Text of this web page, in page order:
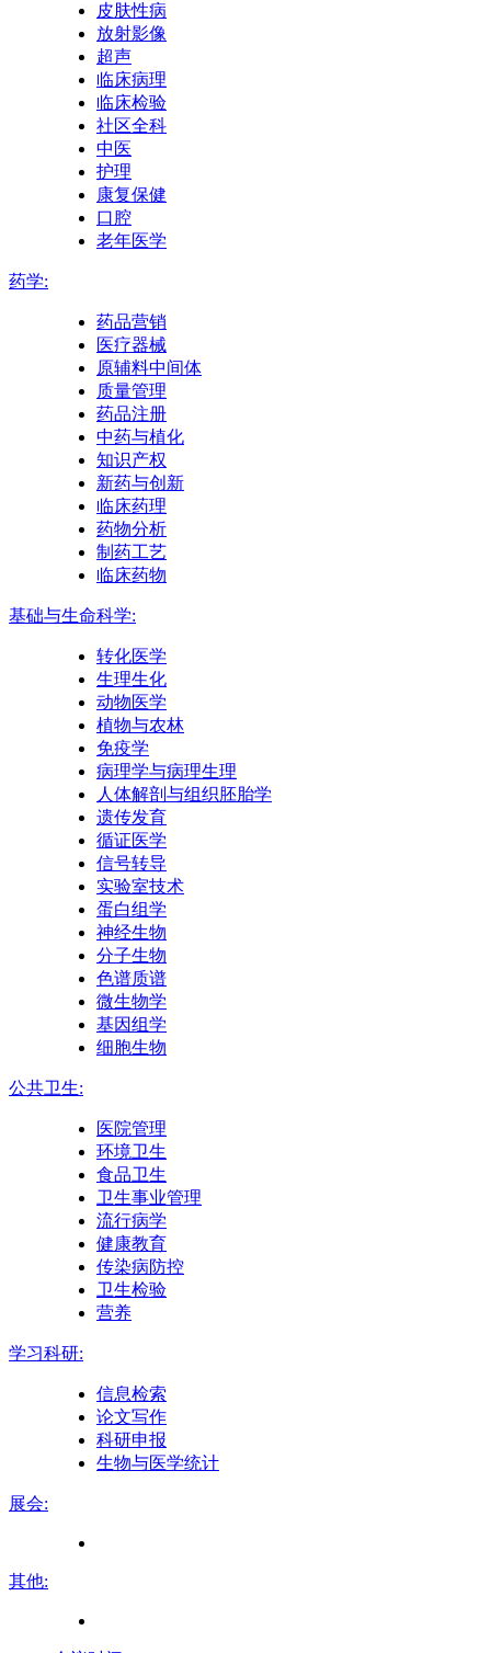
皮肤性病
放射影像
超声
临床病理
临床检验
社区全科
中医
护理
康复保健
口腔
老年医学
药学:
药品营销
医疗器械
原辅料中间体
质量管理
药品注册
中药与植化
知识产权
新药与创新
临床药理
药物分析
制药工艺
临床药物
基础与生命科学:
转化医学
生理生化
动物医学
植物与农林
免疫学
病理学与病理生理
人体解剖与组织胚胎学
遗传发育
循证医学
信号转导
实验室技术
蛋白组学
神经生物
分子生物
色谱质谱
微生物学
基因组学
细胞生物
公共卫生:
医院管理
环境卫生
食品卫生
卫生事业管理
流行病学
健康教育
传染病防控
卫生检验
营养
学习科研:
信息检索
论文写作
科研申报
生物与医学统计
展会:
其他: